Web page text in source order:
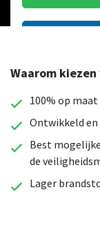
Waarom
100% op
Ontwikkeld
Best
de
Lager